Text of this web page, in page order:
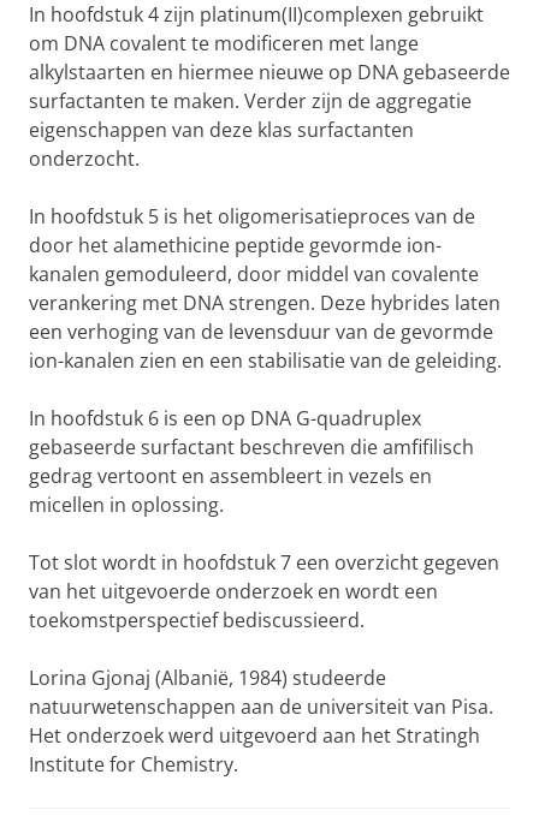
In hoofdstuk 4 zijn platinum(II)complexen gebruikt
om DNA covalent te modificeren met lange
alkylstaarten en hiermee nieuwe op DNA gebaseerde
surfactanten te maken. Verder zijn de aggregatie
eigenschappen van deze klas surfactanten
onderzocht.
In hoofdstuk 5 is het oligomerisatieproces van de
door het alamethicine peptide gevormde ion-
kanalen gemoduleerd, door middel van covalente
verankering met DNA strengen. Deze hybrides laten
een verhoging van de levensduur van de gevormde
ion-kanalen zien en een stabilisatie van de geleiding.
In hoofdstuk 6 is een op DNA G-quadruplex
gebaseerde surfactant beschreven die amfifilisch
gedrag vertoont en assembleert in vezels en
micellen in oplossing.
Tot slot wordt in hoofdstuk 7 een overzicht gegeven
van het uitgevoerde onderzoek en wordt een
toekomstperspectief bediscussieerd.
Lorina Gjonaj (Albanië, 1984) studeerde
natuurwetenschappen aan de universiteit van Pisa.
Het onderzoek werd uitgevoerd aan het Stratingh
Institute for Chemistry.